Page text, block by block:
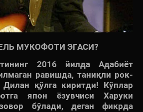
МУКОФОТИ ЭГАСИ?
2016 йилда Адабиёт
равишда, таниқли рок-
қўлга киритди! Кўплар
япон ёзувчиси Харуки
бўлади, деган фикрда